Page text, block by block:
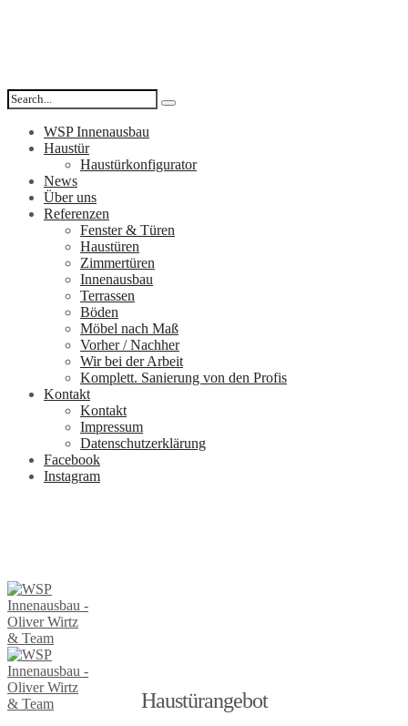
WSP Innenausbau
Haustür
Haustürkonfigurator
News
Über uns
Referenzen
Fenster & Türen
Haustüren
Zimmertüren
Innenausbau
Terrassen
Böden
Möbel nach Maß
Vorher / Nachher
Wir bei der Arbeit
Komplett. Sanierung von den Profis
Kontakt
Kontakt
Impressum
Datenschutzerklärung
Facebook
Instagram
Haustürangebot